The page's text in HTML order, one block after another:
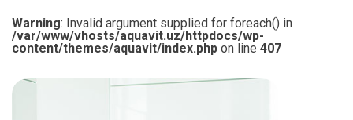
Warning: Invalid argument supplied for foreach() in
/var/www/vhosts/aquavit.uz/httpdocs/wp-
content/themes/aquavit/index.php on line 407